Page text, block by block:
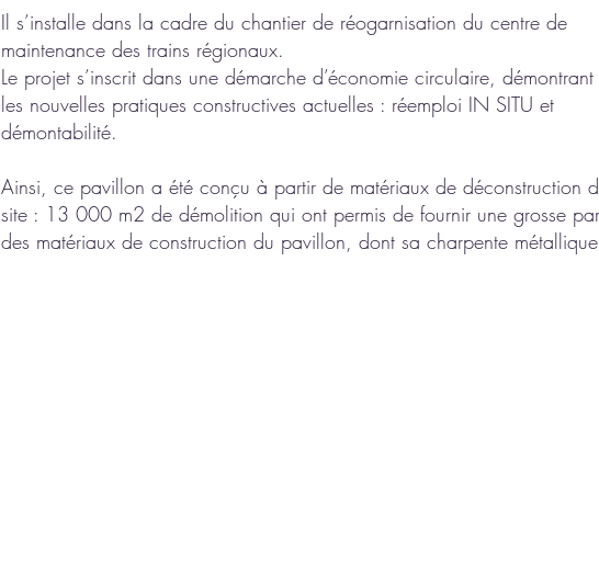
Il s’installe dans la cadre du chantier de réogarnisation du centre de
maintenance des trains régionaux.
Le projet s’inscrit dans une démarche d’économie circulaire, démontrant
les nouvelles pratiques constructives actuelles : réemploi IN SITU et
démontabilité.
Ainsi, ce pavillon a été conçu à partir de matériaux de déconstruction
site : 13 000 m2 de démolition qui ont permis de fournir une grosse
des matériaux de construction du pavillon, dont sa charpente